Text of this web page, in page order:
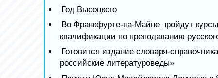
Год Высоцкого
Во Франкфурте-на-Майне пройдут
квалификации по преподаванию
Готовится издание словаря-
российские литературоведы»